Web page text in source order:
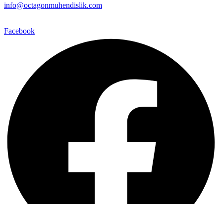
info@octagonmuhendislik.com
Facebook